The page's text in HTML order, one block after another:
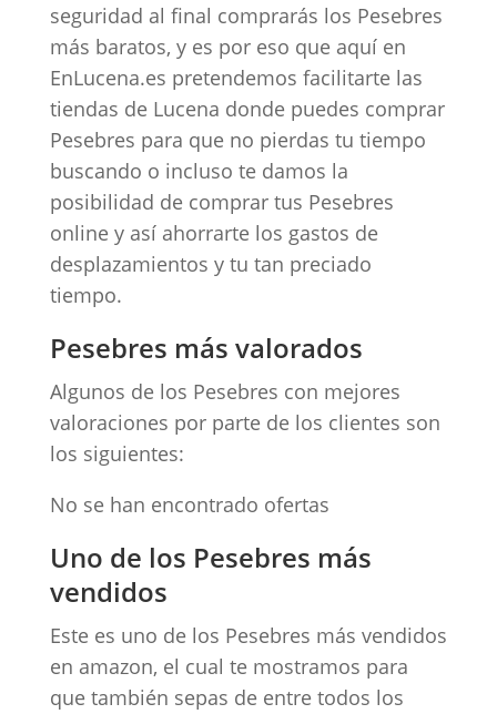
seguridad al final comprarás los Pesebres
más baratos, y es por eso que aquí en
EnLucena.es pretendemos facilitarte las
tiendas de Lucena donde puedes comprar
Pesebres para que no pierdas tu tiempo
buscando o incluso te damos la
posibilidad de comprar tus Pesebres
online y así ahorrarte los gastos de
desplazamientos y tu tan preciado
tiempo.
Pesebres más valorados
Algunos de los Pesebres con mejores
valoraciones por parte de los clientes son
los siguientes:
No se han encontrado ofertas
Uno de los Pesebres más
vendidos
Este es uno de los Pesebres más vendidos
en amazon, el cual te mostramos para
que también sepas de entre todos los